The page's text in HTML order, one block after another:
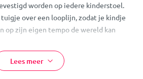
worden op iedere kinderstoel.
over een looplijn, zodat je kindje
op zijn eigen tempo de wereld kan
met de hand gewassen worden.
Lees meer